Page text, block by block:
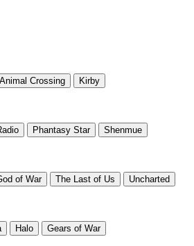
Animal Crossing Kirby
Phantasy Star Shenmue
of War The Last of Us Uncharted
Halo Gears of War